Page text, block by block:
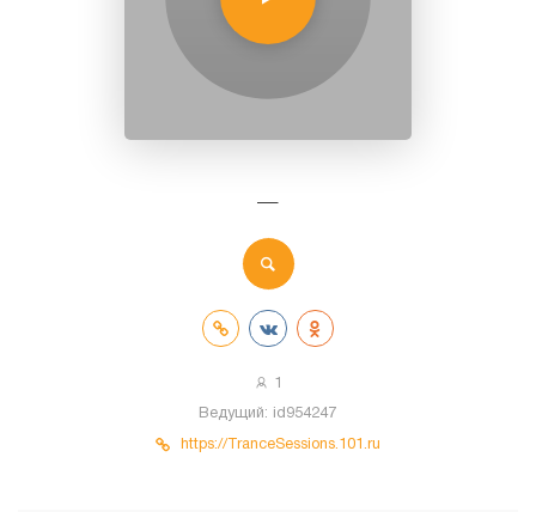
—
1
Ведущий: id954247
https://TranceSessions.101.ru